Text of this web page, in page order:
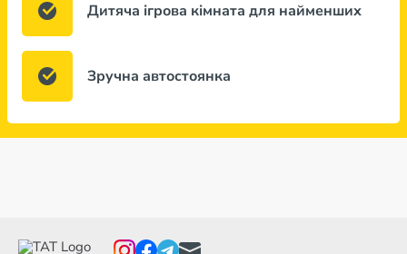
Дитяча ігрова кімната для найменших
Зручна автостоянка